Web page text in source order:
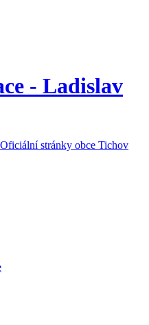
- Ladislav